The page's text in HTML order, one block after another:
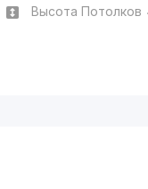
Высота Потолков